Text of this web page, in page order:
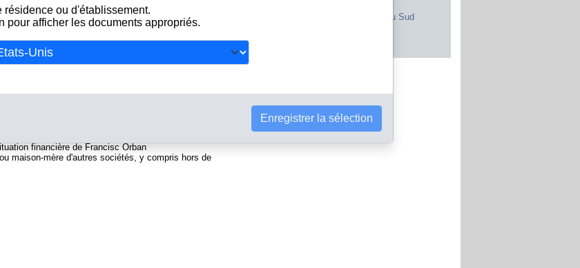
autrichien. Info-clipper.com vous propose une
part des informations issues des données légales
Kbis et d'autres part des analyses et enquêtes
de cette entreprise.
telles que :
d'identifier chaque société
du SIREN
dirigeants...
financière de Francisc Orban
maison-mère d'autres sociétés, y compris hors de
Corée du Sud
ou d'établissement.
pour afficher les documents appropriés.
Enregistrer la sélection